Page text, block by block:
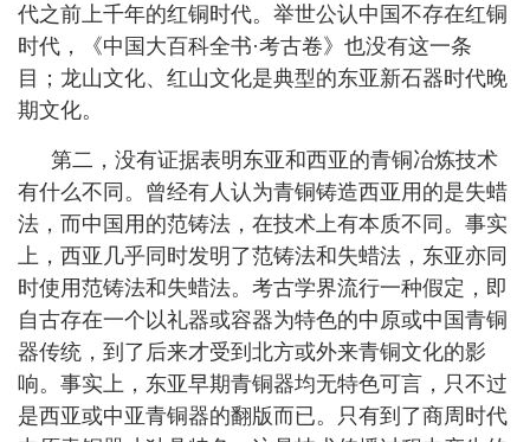
代之前上千年的红铜时代。举世公认中国不存在红铜
时代，《中国大百科全书·考古卷》也没有这一条
目；龙山文化、红山文化是典型的东亚新石器时代晚
期文化。
第二，没有证据表明东亚和西亚的青铜冶炼技术
有什么不同。曾经有人认为青铜铸造西亚用的是失蜡
法，而中国用的范铸法，在技术上有本质不同。事实
上，西亚几乎同时发明了范铸法和失蜡法，东亚亦同
时使用范铸法和失蜡法。考古学界流行一种假定，即
自古存在一个以礼器或容器为特色的中原或中国青铜
器传统，到了后来才受到北方或外来青铜文化的影
响。事实上，东亚早期青铜器均无特色可言，只不过
是西亚或中亚青铜器的翻版而已。只有到了商周时代